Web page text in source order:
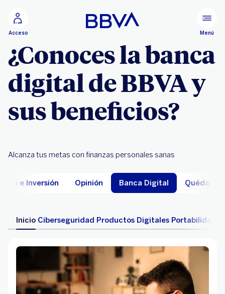
Acceso Menú
¿Conoces la banca
digital de BBVA y
sus beneficios?
Alcanza tus metas con finanzas personales sanas
e Inversión Opinión Banca Digital
Inicio Ciberseguridad Productos Digitales Portabilidad
Quédate